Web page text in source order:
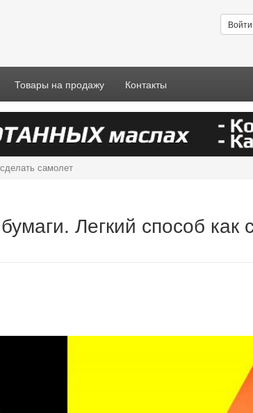
Войти
Товары на продажу Контакты
самолет
Легкий способ как